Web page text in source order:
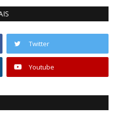
Twitter
Youtube